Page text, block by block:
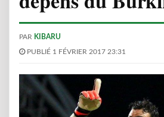
PAR KIBARU
PUBLIÉ 1 FÉVRIER 2017 23:31